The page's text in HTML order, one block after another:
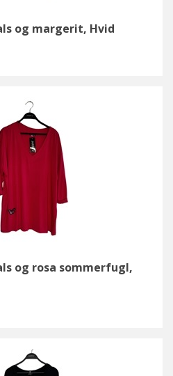
og margerit, Hvid
og rosa sommerfugl,